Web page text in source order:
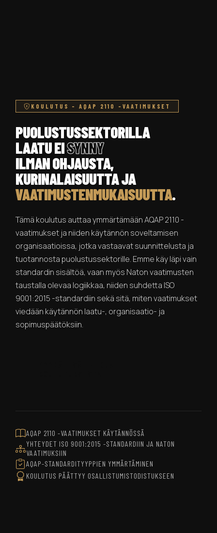
KOULUTUS – AQAP 2110 -VAATIMUKSET
PUOLUSTUSSEKTORILLA
LAATU EISYNNY
ILMAN OHJAUSTA,
KURINALAISUUTTA JA
VAATIMUSTENMUKAISUUTTA.
Tämä koulutus auttaa ymmärtämään AQAP 2110 -
vaatimukset ja niiden käytännön soveltamisen
organisaatioissa, jotka vastaavat suunnittelusta ja
tuotannosta puolustussektorille. Emme käy läpi vain
standardin sisältöä, vaan myös Naton vaatimusten
taustalla olevaa logiikkaa, niiden suhdetta ISO
9001:2015 -standardiin sekä sitä, miten vaatimukset
viedään käytännön laatu-, organisaatio- ja
sopimuspäätöksiin.
AQAP 2110 -VAATIMUKSET KÄYTÄNNÖSSÄ
YHTEYDET ISO 9001:2015 -STANDARDIIN JA NATON
VAATIMUKSIIN
AQAP-STANDARDITYYPPIEN YMMÄRTÄMINEN
KOULUTUS PÄÄTTYY OSALLISTUMISTODISTUKSEEN